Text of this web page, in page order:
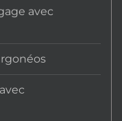
avec